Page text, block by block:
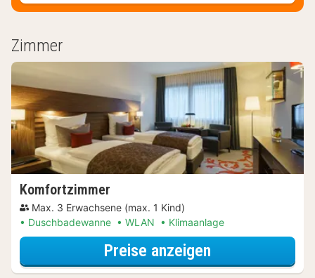
Zimmer
Komfortzimmer
Max. 3 Erwachsene (max. 1 Kind)
Duschbadewanne
WLAN Klimaanlage
Preise anzeigen